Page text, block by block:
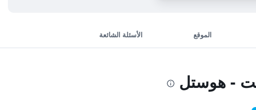
الموقع الأسئلة الشائعة
- هوستل